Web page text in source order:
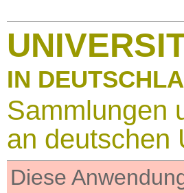
IN
Sammlungen
an deutschen
Diese